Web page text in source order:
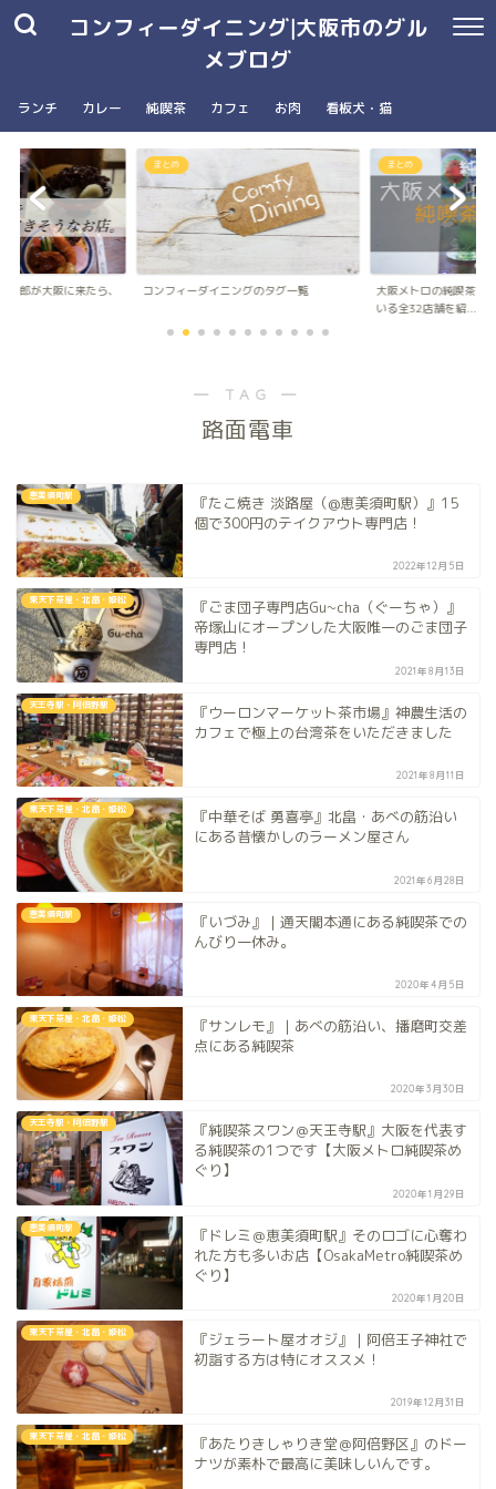
コンフィーダイニング|大阪市のグル
メブログ
ランチ カレー 純喫茶 カフェ お肉 看板犬・猫
五郎が大阪に来たら、
まとめ
コンフィーダイニングのタグ一覧
まとめ
大阪メトロの純喫茶パ
いる全32店舗を紹...
― TAG ―
路面電車
恵美須町駅
『たこ焼き 淡路屋（@恵美須町駅）』15
個で300円のテイクアウト専門店！
2022年12月5日
東天下茶屋・北畠・姫松
『ごま団子専門店Gu~cha（ぐーちゃ）』
帝塚山にオープンした大阪唯一のごま団子
専門店！
2021年8月13日
天王寺駅・阿倍野駅
『ウーロンマーケット茶市場』神農生活の
カフェで極上の台湾茶をいただきました
2021年8月11日
東天下茶屋・北畠・姫松
『中華そば 勇喜亭』北畠・あべの筋沿い
にある昔懐かしのラーメン屋さん
2021年6月28日
恵美須町駅
『いづみ』｜通天閣本通にある純喫茶での
んびり一休み。
2020年4月5日
東天下茶屋・北畠・姫松
『サンレモ』｜あべの筋沿い、播磨町交差
点にある純喫茶
2020年3月30日
天王寺駅・阿倍野駅
『純喫茶スワン＠天王寺駅』大阪を代表す
る純喫茶の1つです【大阪メトロ純喫茶め
ぐり】
2020年1月29日
恵美須町駅
『ドレミ＠恵美須町駅』そのロゴに心奪わ
れた方も多いお店【OsakaMetro純喫茶め
ぐり】
2020年1月20日
東天下茶屋・北畠・姫松
『ジェラート屋オオジ』｜阿倍王子神社で
初詣する方は特にオススメ！
2019年12月31日
東天下茶屋・北畠・姫松
『あたりきしゃりき堂＠阿倍野区』のドー
ナツが素朴で最高に美味しいんです。